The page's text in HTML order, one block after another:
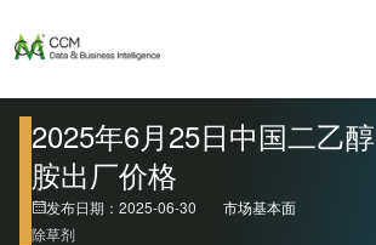
2025年6月25日中国二乙醇
胺出厂价格
发布日期：2025-06-30
市场基本面
除草剂